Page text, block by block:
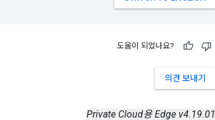
도움이 되었나요?
의견 보내기
Private Cloud용 Edge v4.19.01